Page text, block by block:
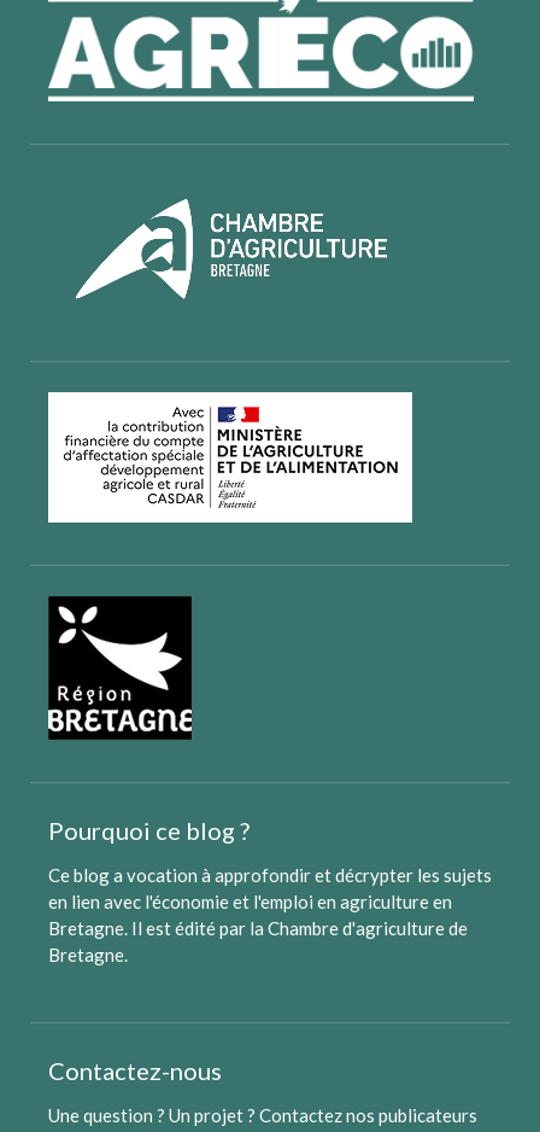
Pourquoi ce blog ?
Ce blog a vocation à approfondir et décrypter les sujets
en lien avec l'économie et l'emploi en agriculture en
Bretagne. Il est édité par la Chambre d'agriculture de
Bretagne.
Contactez-nous
Une question ? Un projet ? Contactez nos publicateurs